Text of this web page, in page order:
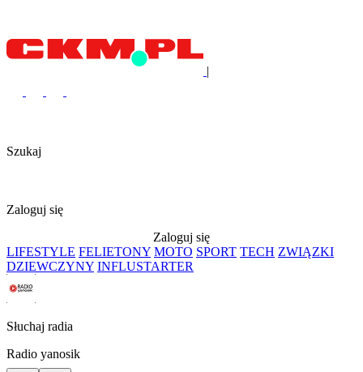
|
Szukaj
Zaloguj się
Zaloguj się
LIFESTYLE FELIETONY MOTO SPORT TECH ZWIĄZKI
DZIEWCZYNY INFLUSTARTER
Słuchaj radia
Radio yanosik